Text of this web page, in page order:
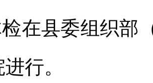
在县委组织部
行。